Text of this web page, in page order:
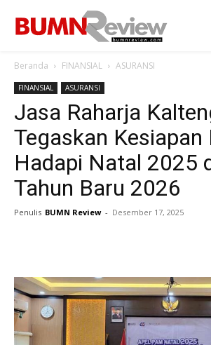
Beranda FINANSIAL ASURANSI
FINANSIAL ASURANSI
Jasa Raharja
Tegaskan Kesiapan
Hadapi Natal 2025
Tahun Baru 2026
Penulis BUMN Review - Desember 17, 2025